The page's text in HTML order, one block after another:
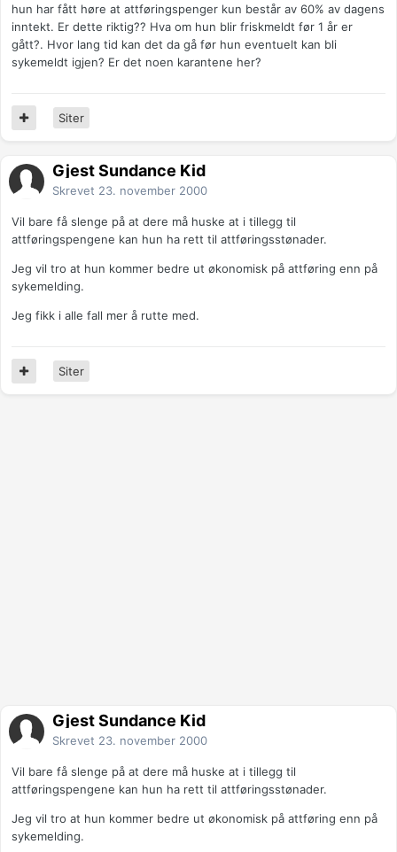
hun har fått høre at attføringspenger kun består av 60% av dagens
inntekt. Er dette riktig?? Hva om hun blir friskmeldt før 1 år er
gått?. Hvor lang tid kan det da gå før hun eventuelt kan bli
sykemeldt igjen? Er det noen karantene her?
Siter
Gjest Sundance Kid
Skrevet 23. november 2000
Vil bare få slenge på at dere må huske at i tillegg til
attføringspengene kan hun ha rett til attføringsstønader.
Jeg vil tro at hun kommer bedre ut økonomisk på attføring enn på
sykemelding.
Jeg fikk i alle fall mer å rutte med.
Siter
Gjest Sundance Kid
Skrevet 23. november 2000
Vil bare få slenge på at dere må huske at i tillegg til
attføringspengene kan hun ha rett til attføringsstønader.
Jeg vil tro at hun kommer bedre ut økonomisk på attføring enn på
sykemelding.